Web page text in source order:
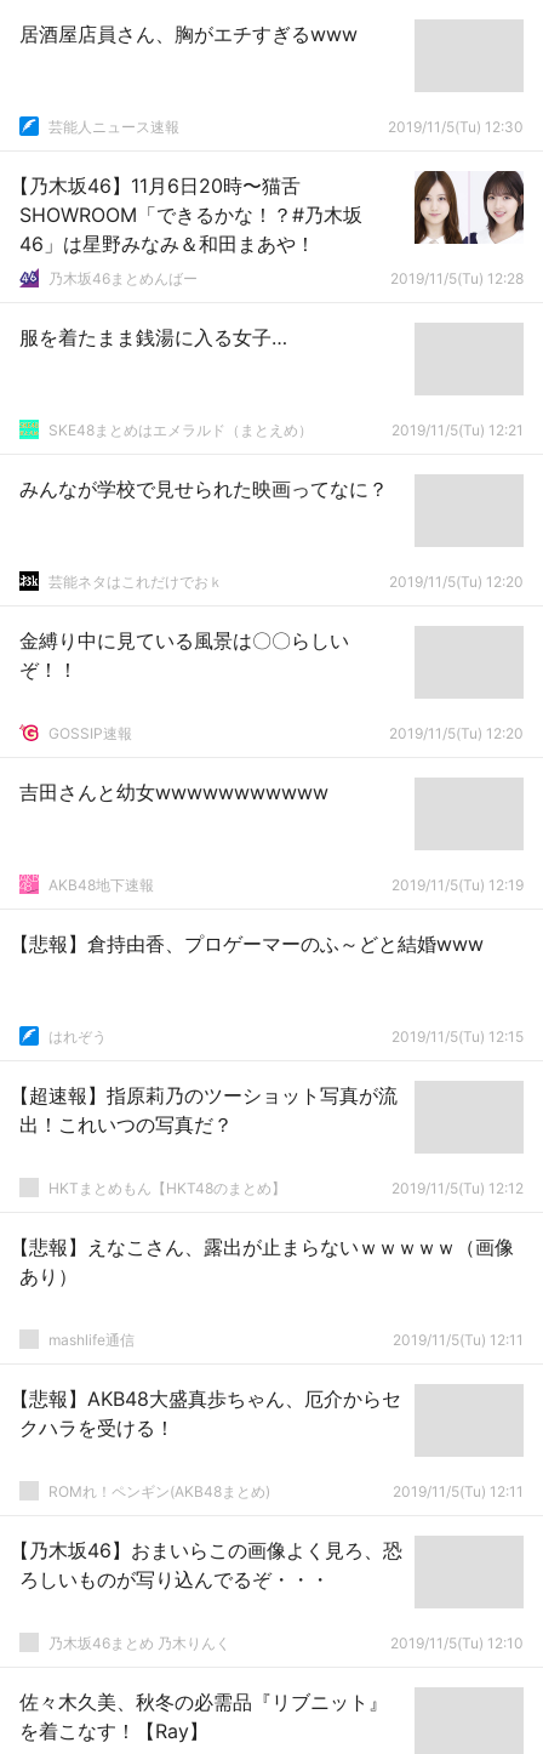
居酒屋店員さん、胸がエチすぎるwww
芸能人ニュース速報 2019/11/5(Tu) 12:30
【乃木坂46】11月6日20時〜猫舌
SHOWROOM「できるかな！？#乃木坂
46」は星野みなみ＆和田まあや！
乃木坂46まとめんばー 2019/11/5(Tu) 12:28
服を着たまま銭湯に入る女子…
SKE48まとめはエメラルド（まとえめ） 2019/11/5(Tu) 12:21
みんなが学校で見せられた映画ってなに？
芸能ネタはこれだけでおｋ 2019/11/5(Tu) 12:20
金縛り中に見ている風景は〇〇らしい
ぞ！！
GOSSIP速報 2019/11/5(Tu) 12:20
吉田さんと幼女wwwwwwwwwww
AKB48地下速報 2019/11/5(Tu) 12:19
【悲報】倉持由香、プロゲーマーのふ～どと結婚www
はれぞう 2019/11/5(Tu) 12:15
【超速報】指原莉乃のツーショット写真が流
出！これいつの写真だ？
HKTまとめもん【HKT48のまとめ】 2019/11/5(Tu) 12:12
【悲報】えなこさん、露出が止まらないｗｗｗｗｗ（画像
あり）
mashlife通信 2019/11/5(Tu) 12:11
【悲報】AKB48大盛真歩ちゃん、厄介からセ
クハラを受ける！
ROMれ！ペンギン(AKB48まとめ) 2019/11/5(Tu) 12:11
【乃木坂46】おまいらこの画像よく見ろ、恐
ろしいものが写り込んでるぞ・・・
乃木坂46まとめ 乃木りんく 2019/11/5(Tu) 12:10
佐々木久美、秋冬の必需品『リブニット』
を着こなす！【Ray】